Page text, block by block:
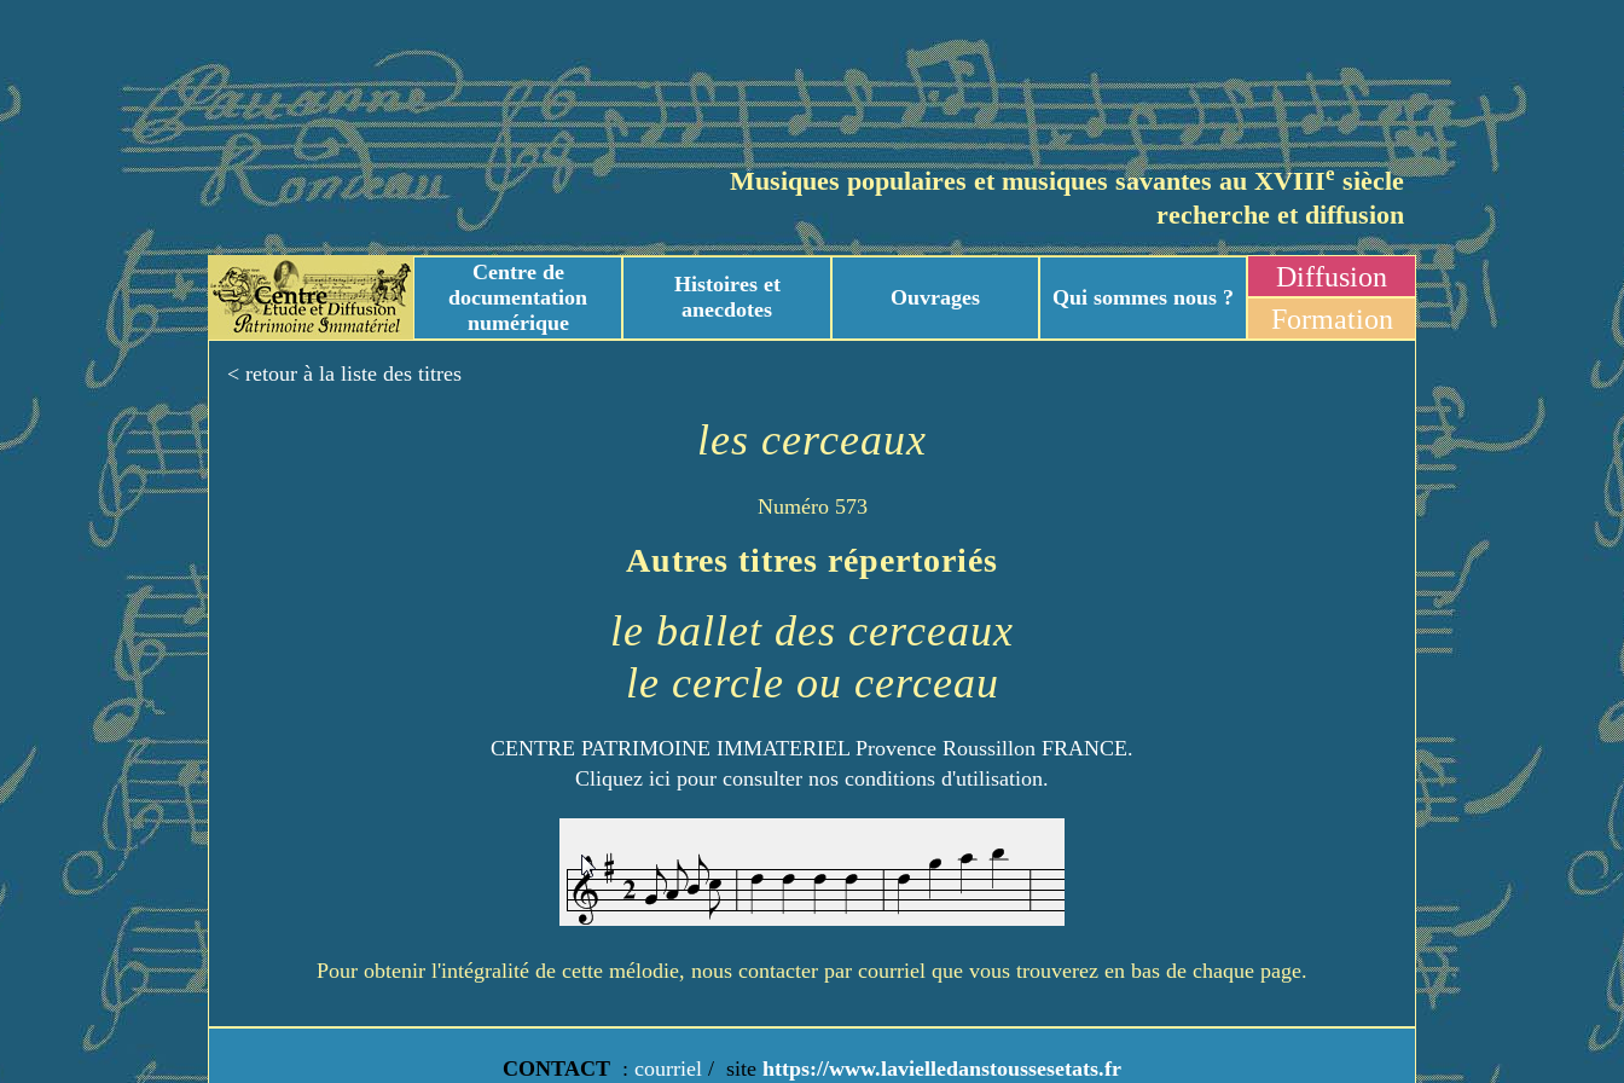
Musiques populaires et musiques savantes au XVIIIesiècle
recherche et diffusion
Centre de
documentation
numérique
Histoires et
anecdotes
Ouvrages Qui sommes nous ?
Diffusion
Formation
< retour à la liste des titres
les cerceaux
Numéro 573
Autres titres répertoriés
le ballet des cerceaux
le cercle ou cerceau
CENTRE PATRIMOINE IMMATERIEL Provence Roussillon FRANCE.
Cliquez ici pour consulter nos conditions d'utilisation.
Pour obtenir l'intégralité de cette mélodie, nous contacter par courriel que vous trouverez en bas de chaque page.
CONTACT : courriel / site https://www.lavielledanstoussesetats.fr